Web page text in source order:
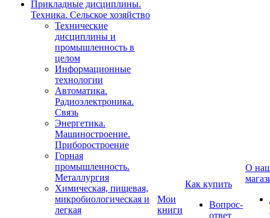
Прикладные дисциплины.
Техника. Сельское хозяйство
Технические
дисциплины и
промышленность в
целом
Информационные
технологии
Автоматика.
Радиоэлектроника.
Связь
Энергетика.
Машиностроение.
Приборостроение
Горная
промышленность.
Металлургия
Химическая, пищевая,
микробиологическая и
легкая
Мои
книги
Как купить
Вопрос-
ответ
О